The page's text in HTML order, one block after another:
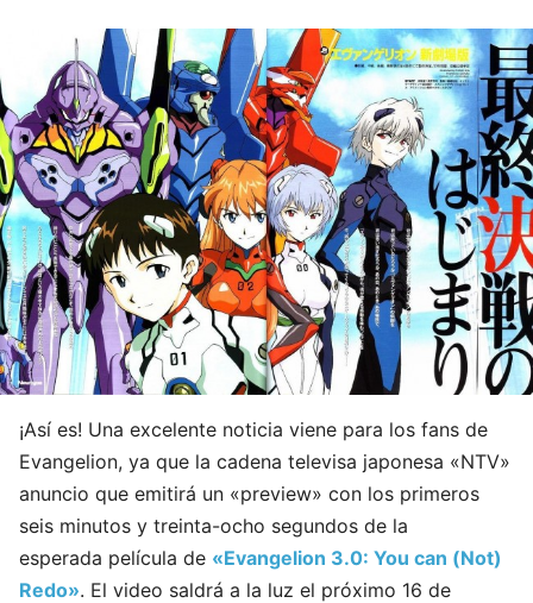
¡Así es! Una excelente noticia viene para los fans de
Evangelion, ya que la cadena televisa japonesa «NTV»
anuncio que emitirá un «preview» con los primeros
seis minutos y treinta-ocho segundos de la
esperada película de «Evangelion 3.0: You can (Not)
Redo». El video saldrá a la luz el próximo 16 de